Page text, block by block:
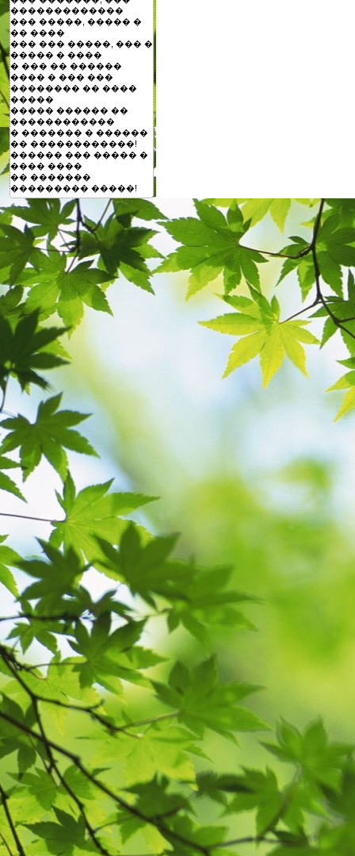
�������������
��� �����, ����� �
�� ����
��� ��� �����, ��� �
����� � ����
� ��� �� ������
���� � ��� ���
�������� �� ����
�����
����� ������ ��
������������
� ������� � ������
�� ������������!
������ ��� ����� �
���� ����
�� �������
��������� �����!